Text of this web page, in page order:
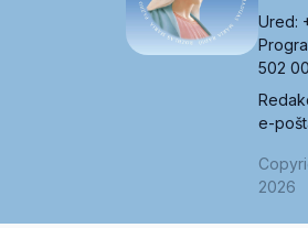
Ured:
502
e-
2026